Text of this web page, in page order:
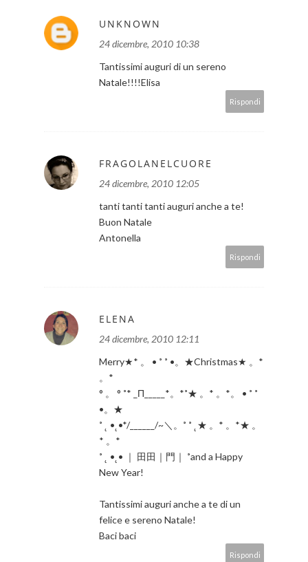
UNKNOWN
24 dicembre, 2010 10:38
Tantissimi auguri di un sereno
Natale!!!!Elisa
Rispondi
FRAGOLANELCUORE
24 dicembre, 2010 12:05
tanti tanti tanti auguri anche a te!
Buon Natale
Antonella
Rispondi
ELENA
24 dicembre, 2010 12:11
Merry★* 。 • ˚ ˚ •。★Christmas★ 。*
。*
° 。 ° ˚* _Π_____*。*˚★ 。* 。*。 • ˚ ˚
•。★
˚ ˛ •˛•*/______/~＼。˚ ˚ ˛★ 。* 。*★ 。
* 。*
˚ ˛ •˛• ｜ 田田｜門｜ ˚and a Happy
New Year!
Tantissimi auguri anche a te di un
felice e sereno Natale!
Baci baci
Rispondi